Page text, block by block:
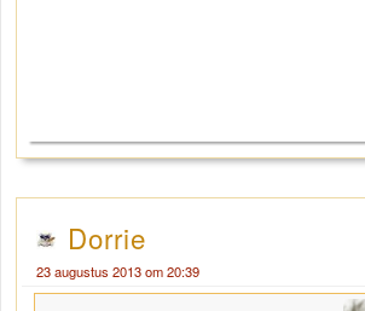
Dorrie
23 augustus 2013 om 20:39